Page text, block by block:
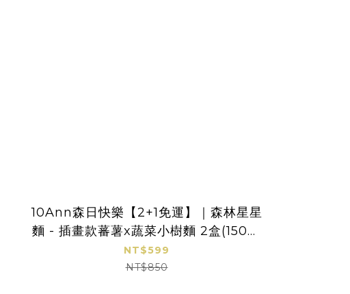
10Ann森日快樂【2+1免運】｜森林星星
麵 - 插畫款蕃薯x蔬菜小樹麵 2盒(150g/
盒)＋常態星星麵 1盒(200g/盒)｜任選
NT$599
NT$850